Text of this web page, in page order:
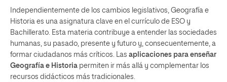
Independientemente de los cambios legislativos, Geografía e
Historia es una asignatura clave en el currículo de ESO y
Bachillerato. Esta materia contribuye a entender las sociedades
humanas, su pasado, presente y futuro y, consecuentemente, a
formar ciudadanos más críticos. Las aplicaciones para enseñar
Geografía e Historia permiten ir más allá y complementar los
recursos didácticos más tradicionales.